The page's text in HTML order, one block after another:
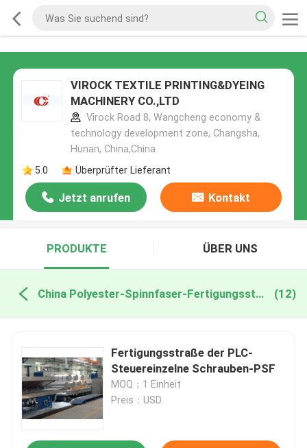
VIROCK TEXTILE PRINTING&DYEING
MACHINERY CO.,LTD
Virock Road 8, Wangcheng economy &
technology development zone, Changsha,
Hunan, China,China
5.0
Überprüfter Lieferant
Jetzt anrufen Kontakt
PRODUKTE ÜBER UNS
China Polyester-Spinnfaser-Fertigungsstraße (12)
Fertigungsstraße der PLC-
Steuereinzelne Schrauben-PSF
MOQ：1 Einheit
Preis：USD